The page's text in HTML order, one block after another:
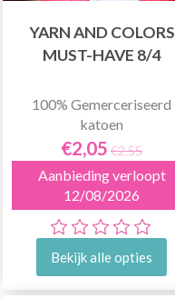
YARN AND COLORS
MUST-HAVE 8/4
100% Gemerceriseerd
katoen
€2,05 €2,55
Aanbieding verloopt
12/08/2026
Bekijk alle opties